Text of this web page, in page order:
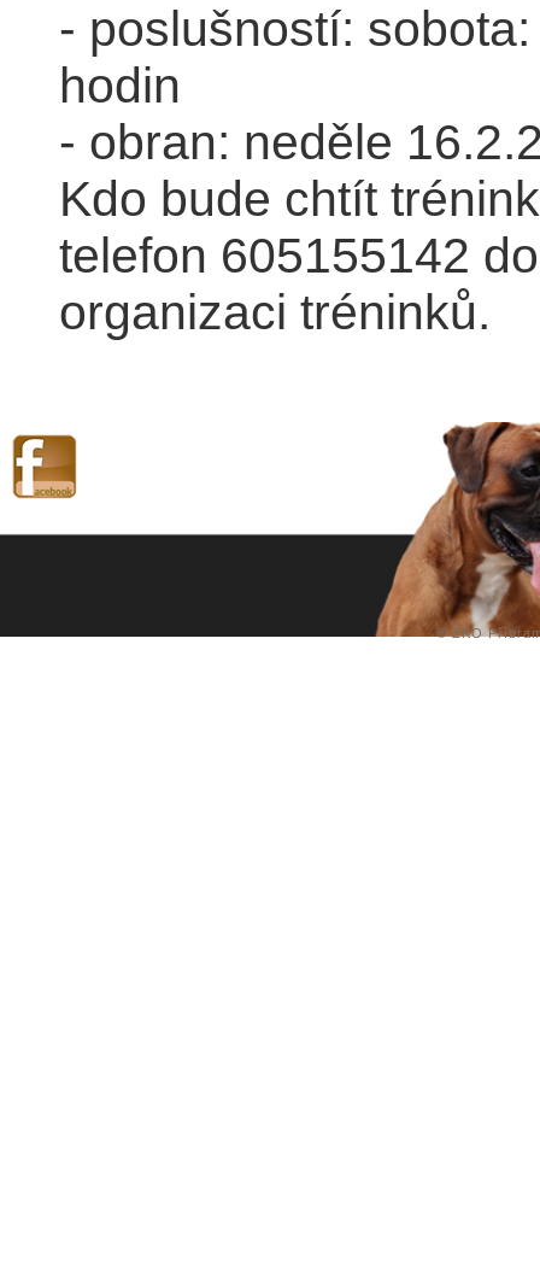
- poslušností:
hodin
- obran: neděle
Kdo bude chtít
telefon 605155142
organizaci tréninků.
© ZKO